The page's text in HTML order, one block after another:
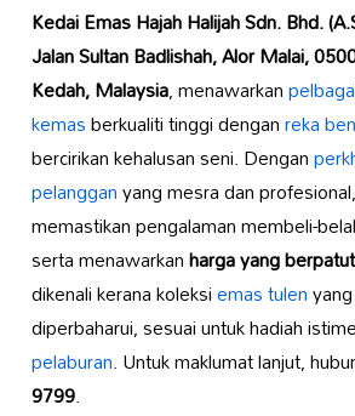
Kedai Emas Hajah Halijah Sdn. Bhd.
Jalan Sultan Badlishah, Alor Malai,
Kedah, Malaysia, menawarkan
kemasberkualiti tinggi denganreka
bercirikan kehalusan seni. Dengan
pelangganyang mesra dan
memastikan pengalaman membeli-
serta menawarkanharga yang
dikenali kerana koleksiemas tulen
diperbaharui, sesuai untuk hadiah
pelaburan. Untuk maklumat lanjut,
9799.